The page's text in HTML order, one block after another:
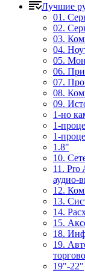
Лучшие
01.
02.
03.
04.
05.
06.
07.
08.
09.
1-но
1-
1-
1.8"
10.
11. Pro
аудио-
12.
13.
14.
15.
18.
19.
19"-22"